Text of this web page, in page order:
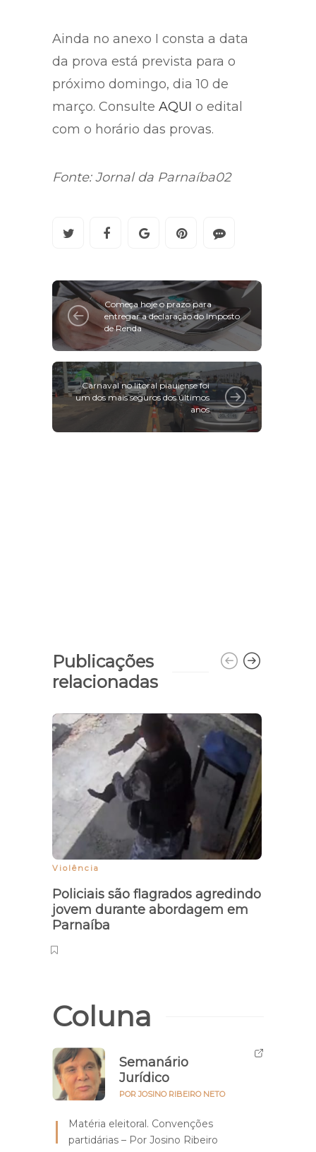
Ainda no anexo I consta a data
da prova está prevista para o
próximo domingo, dia 10 de
março. Consulte AQUI o edital
com o horário das provas.
Fonte: Jornal da Parnaíba02
Começa hoje o prazo para
entregar a declaração do Imposto
de Renda
Carnaval no litoral piauiense foi
um dos mais seguros dos últimos
anos
Publicações
relacionadas
Violência
Policiais são flagrados agredindo
jovem durante abordagem em
Parnaíba
Coluna
Semanário
Jurídico
POR JOSINO RIBEIRO NETO
Matéria eleitoral. Convenções
partidárias – Por Josino Ribeiro